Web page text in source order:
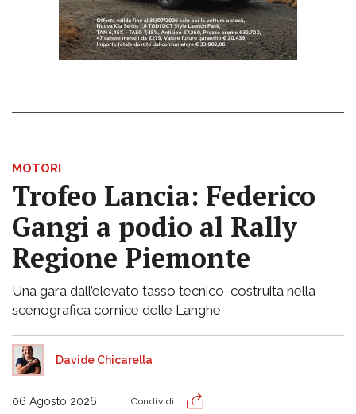
MOTORI
Trofeo Lancia: Federico
Gangi a podio al Rally
Regione Piemonte
Una gara dall’elevato tasso tecnico, costruita nella
scenografica cornice delle Langhe
Davide Chicarella
06 Agosto 2026 Condividi